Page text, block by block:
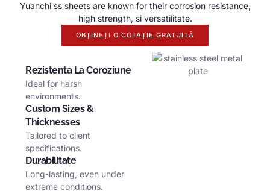
Yuanchi ss sheets are known for their corrosion resistance,
high strength, si versatilitate.
OBȚINEȚI O COTAȚIE GRATUITĂ
Rezistenta La Coroziune
Ideal for harsh
environments.
Custom Sizes&
Thicknesses
Tailored to client
specifications.
Durabilitate
Long-lasting, even under
extreme conditions.